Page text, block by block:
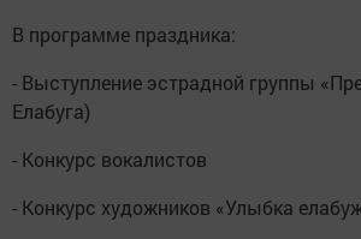
В программе праздника:
- Выступление эстрадной группы
Елабуга)
- Конкурс вокалистов
- Конкурс художников «Улыбка